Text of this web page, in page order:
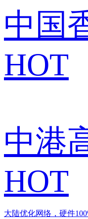
中国
HOT
中港
HOT
大陆优化网络，硬件